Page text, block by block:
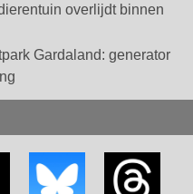
overlijdt binnen
Gardaland: generator